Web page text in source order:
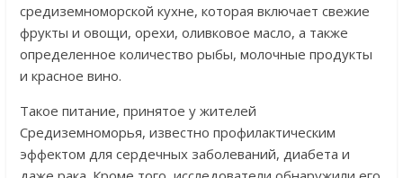
средиземноморской кухне, которая включает свежие
фрукты и овощи, орехи, оливковое масло, а также
определенное количество рыбы, молочные продукты
и красное вино.
Такое питание, принятое у жителей
Средиземноморья, известно профилактическим
эффектом для сердечных заболеваний, диабета и